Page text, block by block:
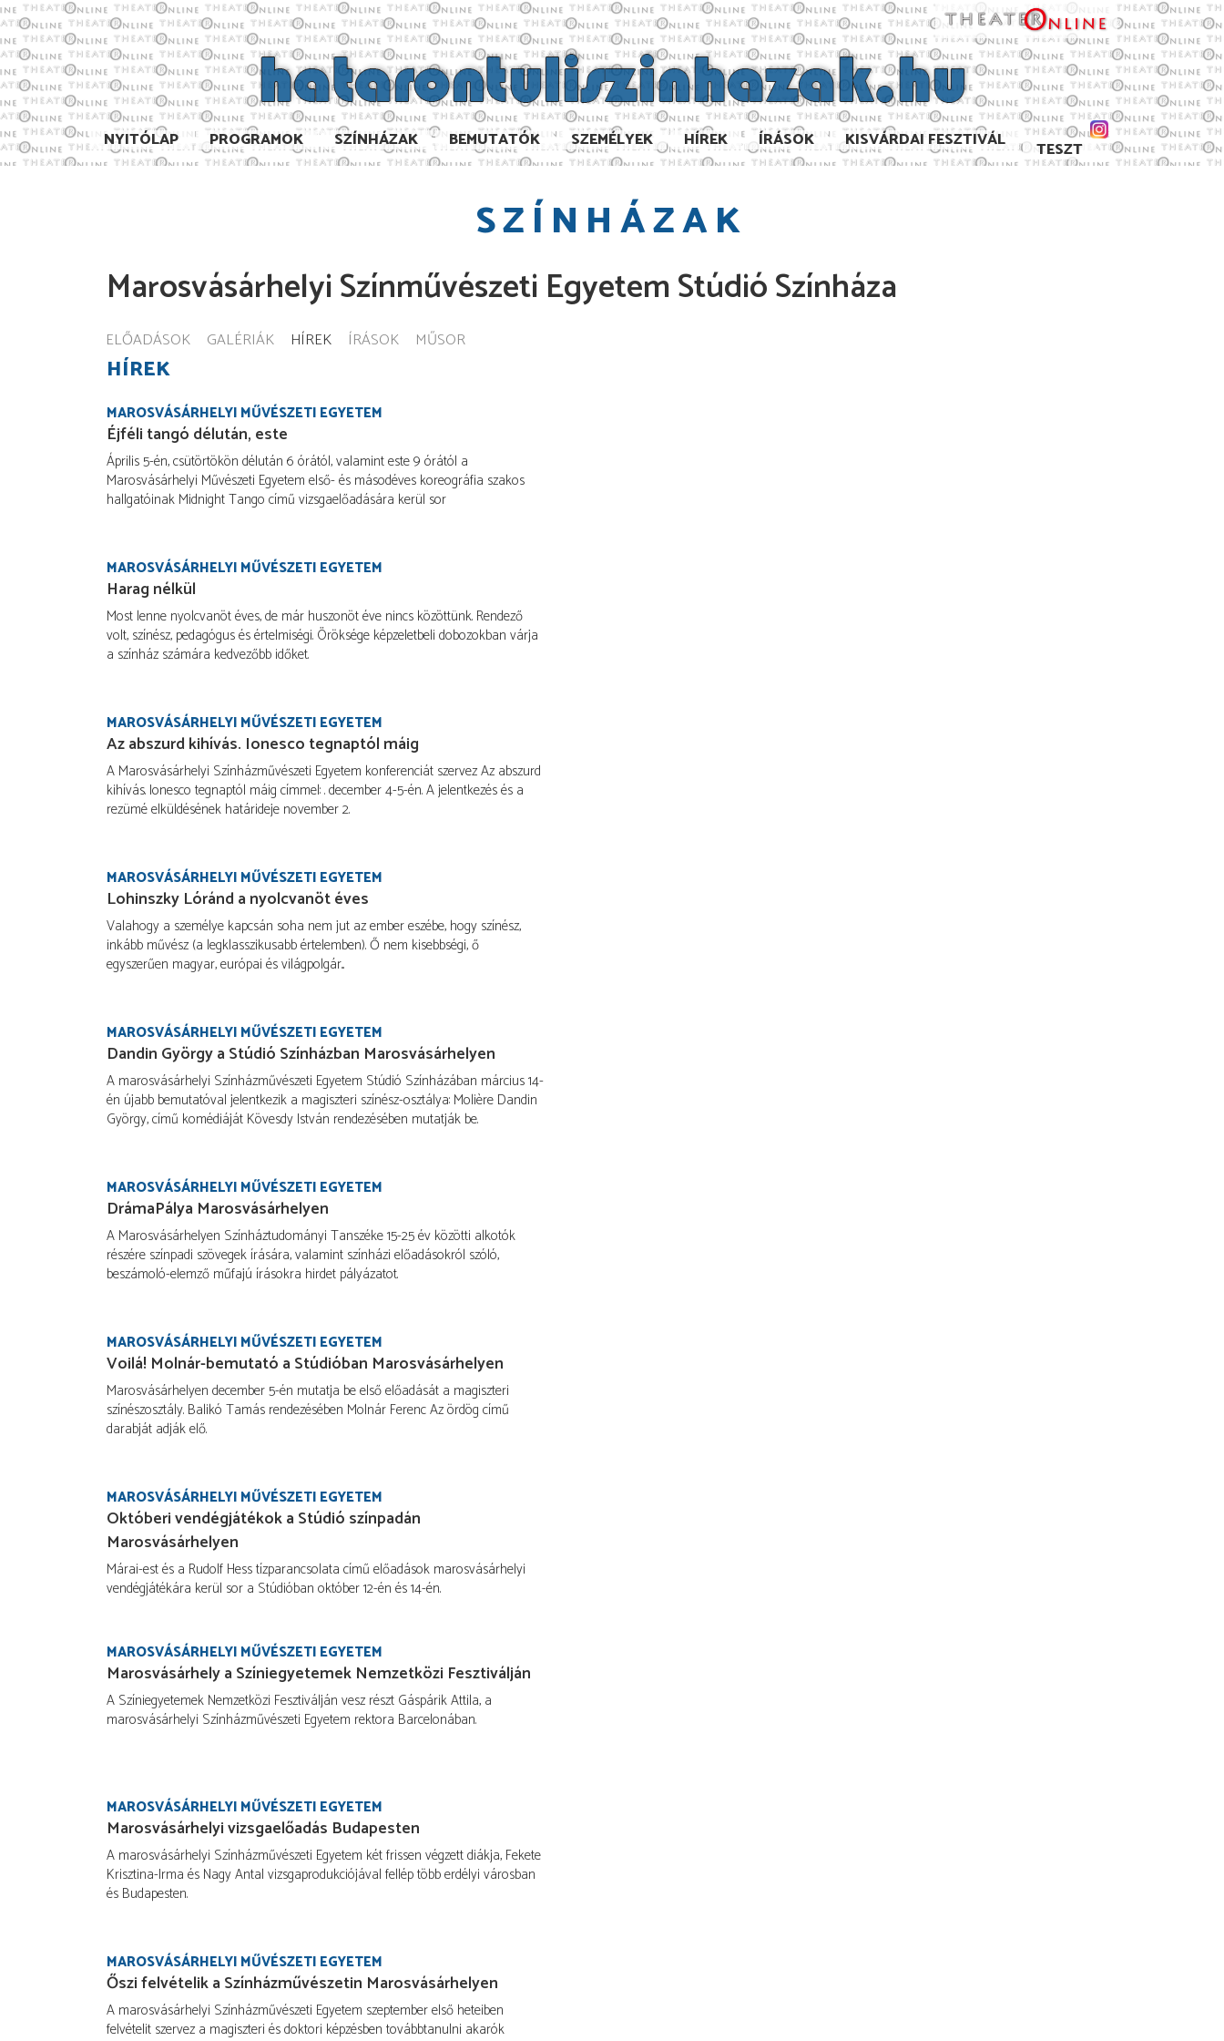
NYITÓLAP PROGRAMOK SZÍNHÁZAK BEMUTATÓK SZEMÉLYEK HÍREK ÍRÁSOK KISVÁRDAI FESZTIVÁL TESZT
SZÍNHÁZAK
Marosvásárhelyi Színművészeti Egyetem Stúdió Színháza
ELŐADÁSOK GALÉRIÁK HÍREK ÍRÁSOK MŰSOR
HÍREK
MAROSVÁSÁRHELYI MŰVÉSZETI EGYETEM
Éjféli tangó délután, este
Április 5-én, csütörtökön délután 6 órától, valamint este 9 órától a
Marosvásárhelyi Művészeti Egyetem első- és másodéves koreográfia szakos
hallgatóinak Midnight Tango című vizsgaelőadására kerül sor
MAROSVÁSÁRHELYI MŰVÉSZETI EGYETEM
Harag nélkül
Most lenne nyolcvanöt éves, de már huszonöt éve nincs közöttünk. Rendező
volt, színész, pedagógus és értelmiségi. Öröksége képzeletbeli dobozokban várja
a színház számára kedvezőbb időket.
MAROSVÁSÁRHELYI MŰVÉSZETI EGYETEM
Az abszurd kihívás. Ionesco tegnaptól máig
A Marosvásárhelyi Színházművészeti Egyetem konferenciát szervez Az abszurd
kihívás. Ionesco tegnaptól máig címmel: . december 4-5-én. A jelentkezés és a
rezümé elküldésének határideje november 2.
MAROSVÁSÁRHELYI MŰVÉSZETI EGYETEM
Lohinszky Lóránd a nyolcvanöt éves
Valahogy a személye kapcsán soha nem jut az ember eszébe, hogy színész,
inkább művész (a legklasszikusabb értelemben). Ő nem kisebbségi, ő
egyszerűen magyar, európai és világpolgár...
MAROSVÁSÁRHELYI MŰVÉSZETI EGYETEM
Dandin György a Stúdió Színházban Marosvásárhelyen
A marosvásárhelyi Színházművészeti Egyetem Stúdió Színházában március 14-
én újabb bemutatóval jelentkezik a magiszteri színész-osztálya: Molière Dandin
György, című komédiáját Kövesdy István rendezésében mutatják be.
MAROSVÁSÁRHELYI MŰVÉSZETI EGYETEM
DrámaPálya Marosvásárhelyen
A Marosvásárhelyen Színháztudományi Tanszéke 15-25 év közötti alkotók
részére színpadi szövegek írására, valamint színházi előadásokról szóló,
beszámoló-elemző műfajú írásokra hirdet pályázatot.
MAROSVÁSÁRHELYI MŰVÉSZETI EGYETEM
Voilá! Molnár-bemutató a Stúdióban Marosvásárhelyen
Marosvásárhelyen december 5-én mutatja be első előadását a magiszteri
színészosztály. Balikó Tamás rendezésében Molnár Ferenc Az ördög című
darabját adják elő.
MAROSVÁSÁRHELYI MŰVÉSZETI EGYETEM
Októberi vendégjátékok a Stúdió színpadán
Marosvásárhelyen
Márai-est és a Rudolf Hess tízparancsolata című előadások marosvásárhelyi
vendégjátékára kerül sor a Stúdióban október 12-én és 14-én.
MAROSVÁSÁRHELYI MŰVÉSZETI EGYETEM
Marosvásárhely a Színiegyetemek Nemzetközi Fesztiválján
A Színiegyetemek Nemzetközi Fesztiválján vesz részt Gáspárik Attila, a
marosvásárhelyi Színházművészeti Egyetem rektora Barcelonában.
MAROSVÁSÁRHELYI MŰVÉSZETI EGYETEM
Marosvásárhelyi vizsgaelőadás Budapesten
A marosvásárhelyi Színházművészeti Egyetem két frissen végzett diákja, Fekete
Krisztina-Irma és Nagy Antal vizsgaprodukciójával fellép több erdélyi városban
és Budapesten.
MAROSVÁSÁRHELYI MŰVÉSZETI EGYETEM
Őszi felvételik a Színházművészetin Marosvásárhelyen
A marosvásárhelyi Színházművészeti Egyetem szeptember első heteiben
felvételit szervez a magiszteri és doktori képzésben továbbtanulni akarók